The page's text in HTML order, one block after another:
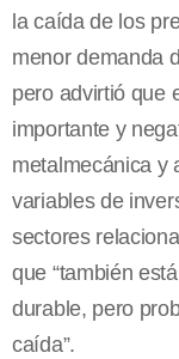
la caída de los
menor demanda
pero advirtió que
importante y
metalmecánica y
variables de
sectores
que “también
durable, pero
caída”.